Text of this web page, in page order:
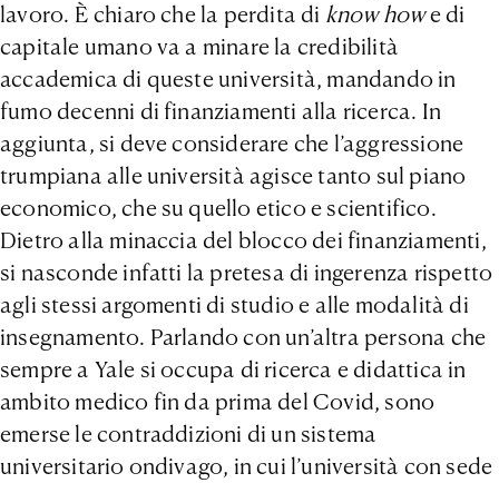
lavoro. È chiaro che la perdita di know howe di
capitale umano va a minare la credibilità
accademica di queste università, mandando in
fumo decenni di finanziamenti alla ricerca. In
aggiunta, si deve considerare che l’aggressione
trumpiana alle università agisce tanto sul piano
economico, che su quello etico e scientifico.
Dietro alla minaccia del blocco dei finanziamenti,
si nasconde infatti la pretesa di ingerenza rispetto
agli stessi argomenti di studio e alle modalità di
insegnamento. Parlando con un’altra persona che
sempre a Yale si occupa di ricerca e didattica in
ambito medico fin da prima del Covid, sono
emerse le contraddizioni di un sistema
universitario ondivago, in cui l’università con sede